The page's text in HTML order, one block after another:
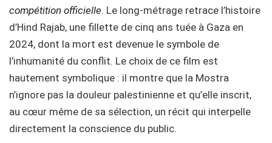
compétition officielle. Le long-métrage retrace l’histoire
d’Hind Rajab, une fillette de cinq ans tuée à Gaza en
2024, dont la mort est devenue le symbole de
l’inhumanité du conflit. Le choix de ce film est
hautement symbolique : il montre que la Mostra
n’ignore pas la douleur palestinienne et qu’elle inscrit,
au cœur même de sa sélection, un récit qui interpelle
directement la conscience du public.